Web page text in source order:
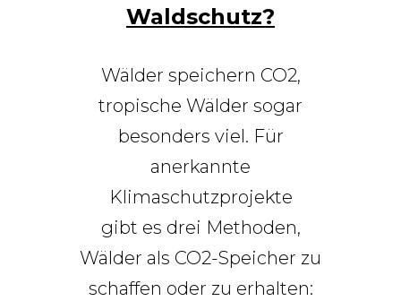
Waldschutz?
Wälder speichern CO2,
tropische Wälder sogar
besonders viel. Für
anerkannte
Klimaschutzprojekte
gibt es drei Methoden,
Wälder als CO2-Speicher zu
schaffen oder zu erhalten: